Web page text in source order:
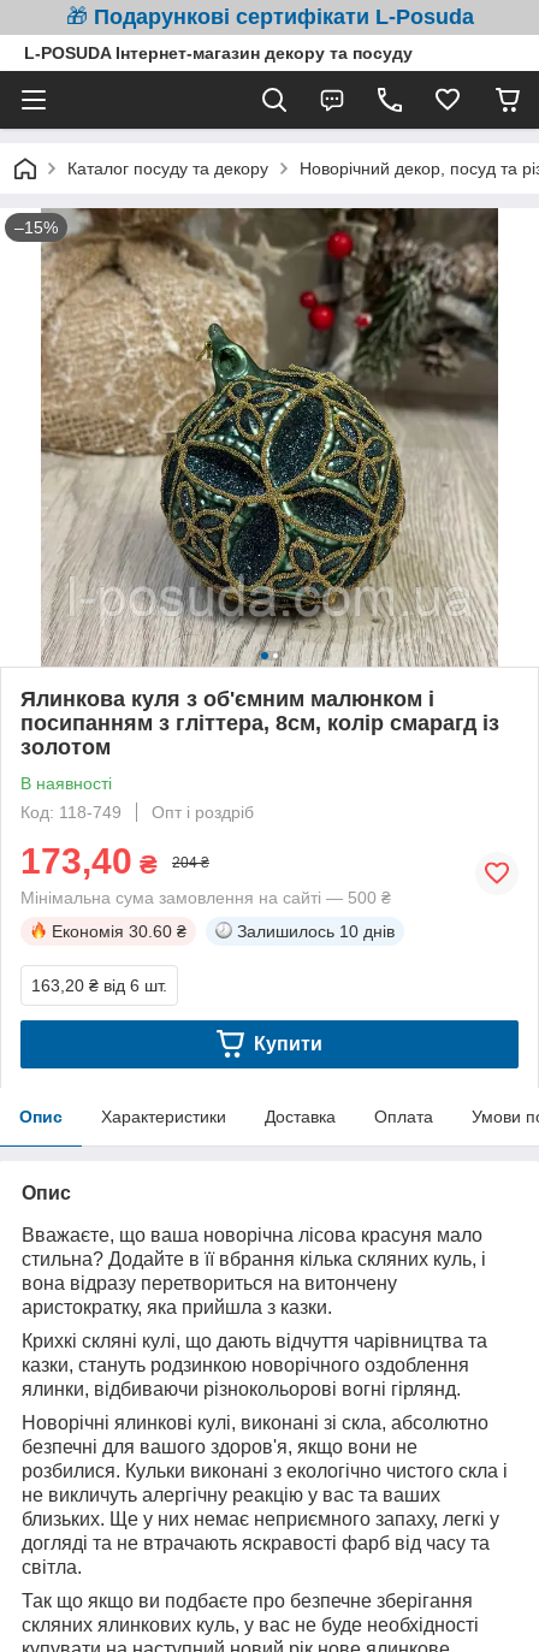
🎁 Подарункові сертифікати L-Posuda
L-POSUDA Інтернет-магазин декору та посуду
Каталог посуду та декору Новорічний декор, посуд та
–15%
Ялинкова куля з об'ємним малюнком і
посипанням з гліттера, 8см, колір смарагд із
золотом
В наявності
Код: 118-749
Опт і роздріб
173,40 ₴ 204 ₴
Мінімальна сума замовлення на сайті — 500 ₴
Економія 30.60 ₴ Залишилось 10 днів
163,20 ₴ від 6 шт.
Купити
Опис Характеристики Доставка Оплата Умови
Опис
Вважаєте, що ваша новорічна лісова красуня мало
стильна? Додайте в її вбрання кілька скляних куль, і
вона відразу перетвориться на витончену
аристократку, яка прийшла з казки.
Крихкі скляні кулі, що дають відчуття чарівництва та
казки, стануть родзинкою новорічного оздоблення
ялинки, відбиваючи різнокольорові вогні гірлянд.
Новорічні ялинкові кулі, виконані зі скла, абсолютно
безпечні для вашого здоров'я, якщо вони не
розбилися. Кульки виконані з екологічно чистого скла і
не викличуть алергічну реакцію у вас та ваших
близьких. Ще у них немає неприємного запаху, легкі у
догляді та не втрачають яскравості фарб від часу та
світла.
Так що якщо ви подбаєте про безпечне зберігання
скляних ялинкових куль, у вас не буде необхідності